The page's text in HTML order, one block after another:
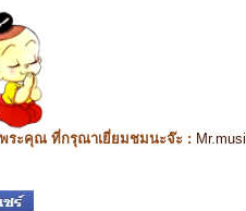
ระคุณ ที่กรุณาเยี่ยมชมนะจ๊ะ :